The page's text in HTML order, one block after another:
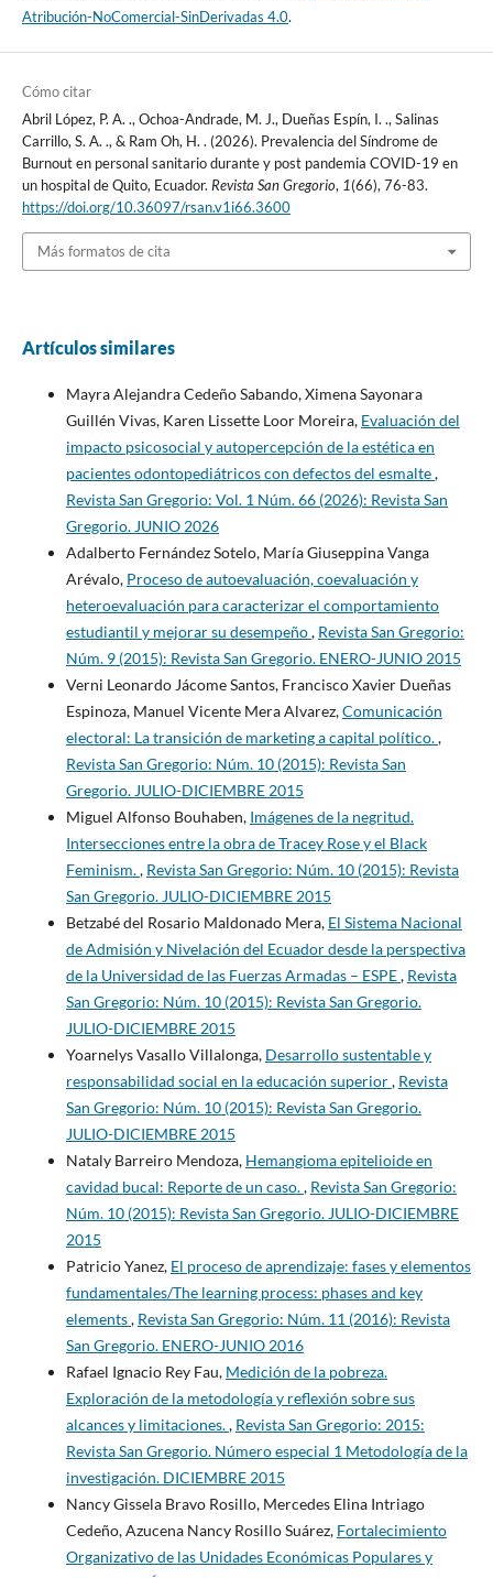
Atribución-NoComercial-SinDerivadas 4.0.
Cómo citar
Abril López, P. A. ., Ochoa-Andrade, M. J., Dueñas Espín, I. ., Salinas
Carrillo, S. A. ., & Ram Oh, H. . (2026). Prevalencia del Síndrome de
Burnout en personal sanitario durante y post pandemia COVID-19 en
un hospital de Quito, Ecuador. Revista San Gregorio, 1(66), 76-83.
https://doi.org/10.36097/rsan.v1i66.3600
Más formatos de cita
Artículos similares
Mayra Alejandra Cedeño Sabando, Ximena Sayonara
Guillén Vivas, Karen Lissette Loor Moreira, Evaluación del
impacto psicosocial y autopercepción de la estética en
pacientes odontopediátricos con defectos del esmalte,
Revista San Gregorio: Vol. 1 Núm. 66 (2026): Revista San
Gregorio. JUNIO 2026
Adalberto Fernández Sotelo, María Giuseppina Vanga
Arévalo, Proceso de autoevaluación, coevaluación y
heteroevaluación para caracterizar el comportamiento
estudiantil y mejorar su desempeño, Revista San Gregorio:
Núm. 9 (2015): Revista San Gregorio. ENERO-JUNIO 2015
Verni Leonardo Jácome Santos, Francisco Xavier Dueñas
Espinoza, Manuel Vicente Mera Alvarez,Comunicación
electoral: La transición de marketing a capital político.,
Revista San Gregorio: Núm. 10 (2015): Revista San
Gregorio. JULIO-DICIEMBRE 2015
Miguel Alfonso Bouhaben, Imágenes de la negritud.
Intersecciones entre la obra de Tracey Rose y el Black
Feminism., Revista San Gregorio: Núm. 10 (2015): Revista
San Gregorio. JULIO-DICIEMBRE 2015
Betzabé del Rosario Maldonado Mera, El Sistema Nacional
de Admisión y Nivelación del Ecuador desde la perspectiva
de la Universidad de las Fuerzas Armadas – ESPE, Revista
San Gregorio: Núm. 10 (2015): Revista San Gregorio.
JULIO-DICIEMBRE 2015
Yoarnelys Vasallo Villalonga, Desarrollo sustentable y
responsabilidad social en la educación superior, Revista
San Gregorio: Núm. 10 (2015): Revista San Gregorio.
JULIO-DICIEMBRE 2015
Nataly Barreiro Mendoza, Hemangioma epitelioide en
cavidad bucal: Reporte de un caso., Revista San Gregorio:
Núm. 10 (2015): Revista San Gregorio. JULIO-DICIEMBRE
2015
Patricio Yanez, El proceso de aprendizaje: fases y elementos
fundamentales/The learning process: phases and key
elements, Revista San Gregorio: Núm. 11 (2016): Revista
San Gregorio. ENERO-JUNIO 2016
Rafael Ignacio Rey Fau, Medición de la pobreza.
Exploración de la metodología y reflexión sobre sus
alcances y limitaciones., Revista San Gregorio: 2015:
Revista San Gregorio. Número especial 1 Metodología de la
investigación. DICIEMBRE 2015
Nancy Gissela Bravo Rosillo, Mercedes Elina Intriago
Cedeño, Azucena Nancy Rosillo Suárez, Fortalecimiento
Organizativo de las Unidades Económicas Populares y